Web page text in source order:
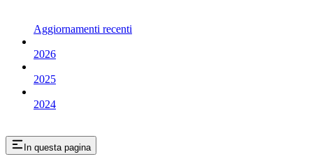
Aggiornamenti recenti
2026
2025
2024
In questa pagina